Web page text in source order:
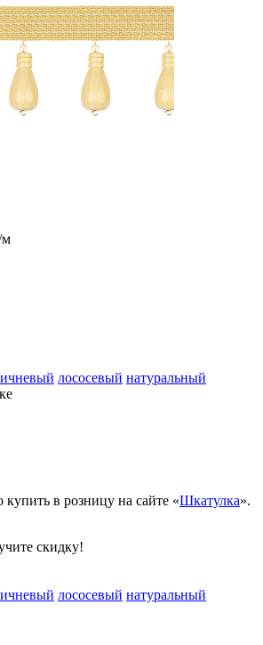
м
лососевый натуральный
в розницу на сайте «Шкатулка».
скидку!
лососевый натуральный